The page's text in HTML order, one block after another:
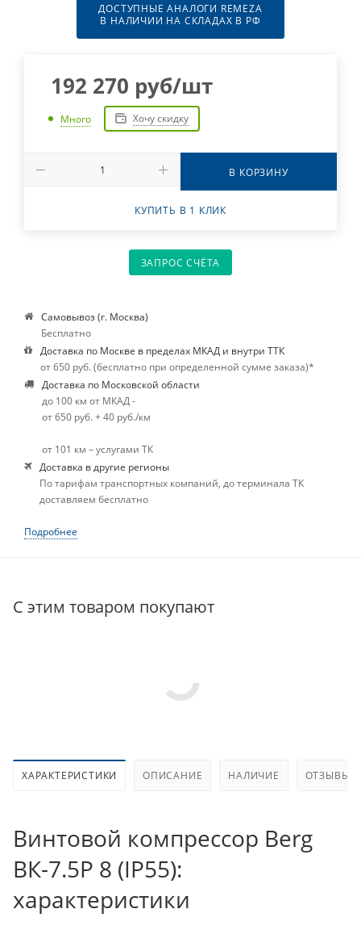
ДОСТУПНЫЕ АНАЛОГИ REMEZA
В НАЛИЧИИ НА СКЛАДАХ В РФ
192 270 руб/шт
Много Хочу скидку
В КОРЗИНУ
КУПИТЬ В 1 КЛИК
ЗАПРОС СЧЁТА
Самовывоз (г. Москва)
Бесплатно
Доставка по Москве в пределах МКАД и внутри ТТК
от 650 руб. (бесплатно при определенной сумме заказа)*
Доставка по Московской области
до 100 км от МКАД -
от 650 руб. + 40 руб./км
от 101 км – услугами ТК
Доставка в другие регионы
По тарифам транспортных компаний, до терминала ТК
доставляем бесплатно
Подробнее
С этим товаром покупают
ХАРАКТЕРИСТИКИ ОПИСАНИЕ НАЛИЧИЕ ОТЗЫВЫ
Винтовой компрессор Berg
ВК-7.5Р 8 (IP55):
характеристики